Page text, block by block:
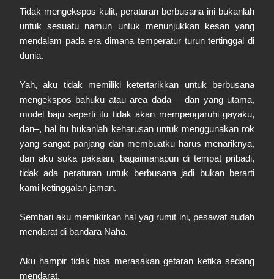
Tidak mengekspos kulit, peraturan berbusana ini bukanlah
untuk sesuatu namun untuk menunjukkan kesan yang
mendalam pada era dimana temperatur turun tertinggal di
dunia.
Yah, aku tidak memiliki ketertarikkan untuk berbusana
mengekspos bahuku atau area dada–– dan yang utama,
model baju seperti itu tidak akan mempengaruhi gayaku,
dan–, hal itu bukanlah keharusan untuk menggunakan rok
yang sangat panjang dan membuatku harus menariknya,
dan aku suka pakaian, bagaimanapun di tempat pribadi,
tidak ada peraturan untuk berbusana jadi bukan berarti
kami ketinggalan jaman.
Sembari aku memikirkan hal yag rumit ini, pesawat sudah
mendarat di bandara Naha.
Aku hampir tidak bisa merasakan getaran ketika sedang
mendarat.